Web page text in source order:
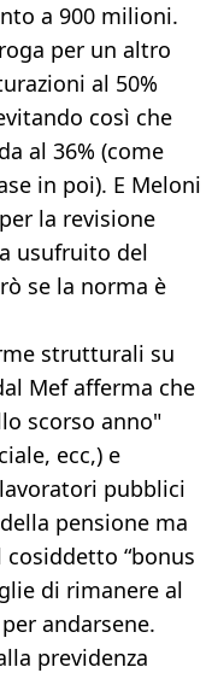
a 900 milioni.
per un altro
al 50%
così che
al 36% (come
in poi). E Meloni
la revisione
usufruito del
se la norma è
strutturali su
Mef afferma che
scorso anno"
ecc,) e
pubblici
pensione ma
“bonus
di rimanere al
andarsene.
previdenza